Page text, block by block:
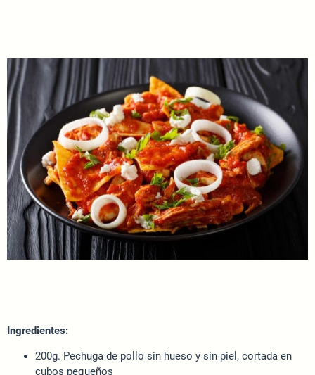
Ingredientes:
200g. Pechuga de pollo sin hueso y sin piel, cortada en
cubos pequeños